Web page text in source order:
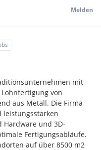
Melden
mit
von
aus Metall. Die Firma
Hardware und 3D-
Fertigungsabläufe.
auf über 8500 m2